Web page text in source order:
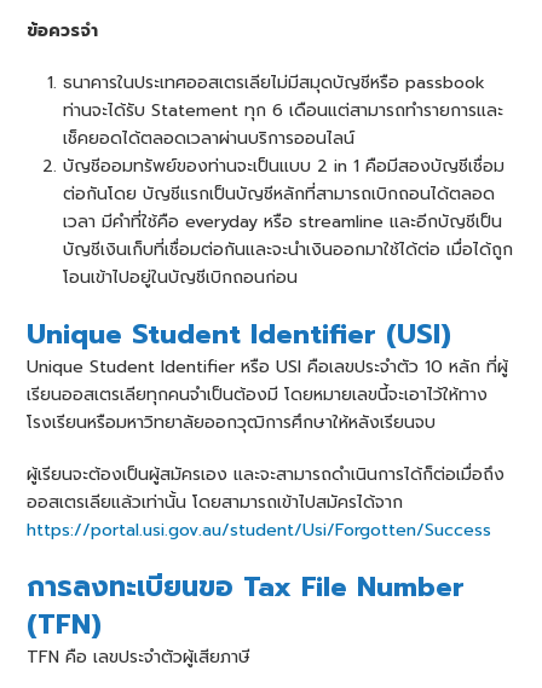
ข้อควรจำ
ธนาคารในประเทศออสเตรเลียไม่มีสมุดบัญชีหรือ passbook
ท่านจะได้รับ Statement ทุก 6 เดือนแต่สามารถทํารายการและ
เช็คยอดได้ตลอดเวลาผ่านบริการออนไลน์
บัญชีออมทรัพย์ของท่านจะเป็นแบบ 2 in 1 คือมีสองบัญชีเชื่อม
ต่อกันโดย บัญชีแรกเป็นบัญชีหลักที่สามารถเบิกถอนได้ตลอด
เวลา มีคําที่ใช้คือ everyday หรือ streamline และอีกบัญชีเป็น
บัญชีเงินเก็บที่เชื่อมต่อกันและจะนําเงินออกมาใช้ได้ต่อ เมื่อได้ถูก
โอนเข้าไปอยู่ในบัญชีเบิกถอนก่อน
Unique Student Identifier (USI)
Unique Student Identifier หรือ USI คือเลขประจำตัว 10 หลัก ที่ผู้
เรียนออสเตรเลียทุกคนจำเป็นต้องมี โดยหมายเลขนี้จะเอาไว้ให้ทาง
โรงเรียนหรือมหาวิทยาลัยออกวุฒิการศึกษาให้หลังเรียนจบ
ผู้เรียนจะต้องเป็นผู้สมัครเอง และจะสามารถดำเนินการได้ก็ต่อเมื่อถึง
ออสเตรเลียแล้วเท่านั้น โดยสามารถเข้าไปสมัครได้จาก
https://portal.usi.gov.au/student/Usi/Forgotten/Success
การลงทะเบียนขอ Tax File Number
(TFN)
TFN คือ เลขประจำตัวผู้เสียภาษี